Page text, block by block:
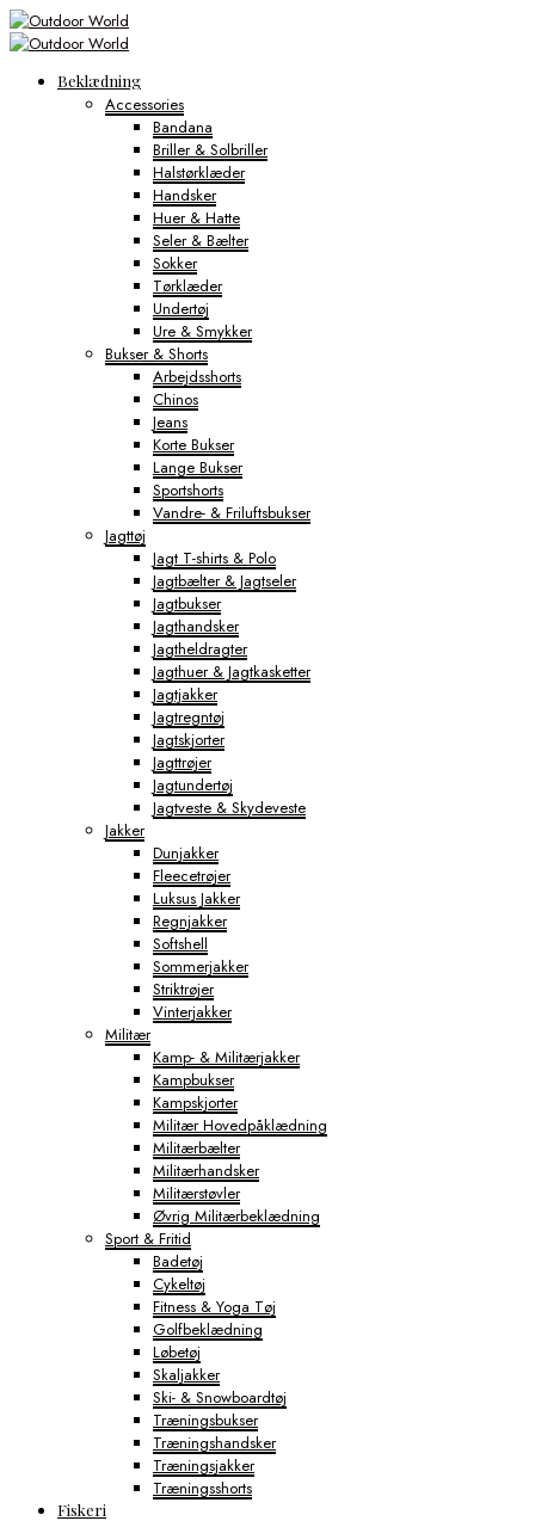
Beklædning
Accessories
Bandana
Briller & Solbriller
Halstørklæder
Handsker
Huer & Hatte
Seler & Bælter
Sokker
Tørklæder
Undertøj
Ure & Smykker
Bukser & Shorts
Arbejdsshorts
Chinos
Jeans
Korte Bukser
Lange Bukser
Sportshorts
Vandre- & Friluftsbukser
Jagttøj
Jagt T-shirts & Polo
Jagtbælter & Jagtseler
Jagtbukser
Jagthandsker
Jagtheldragter
Jagthuer & Jagtkasketter
Jagtjakker
Jagtregntøj
Jagtskjorter
Jagttrøjer
Jagtundertøj
Jagtveste & Skydeveste
Jakker
Dunjakker
Fleecetrøjer
Luksus Jakker
Regnjakker
Softshell
Sommerjakker
Striktrøjer
Vinterjakker
Militær
Kamp- & Militærjakker
Kampbukser
Kampskjorter
Militær Hovedpåklædning
Militærbælter
Militærhandsker
Militærstøvler
Øvrig Militærbeklædning
Sport & Fritid
Badetøj
Cykeltøj
Fitness & Yoga Tøj
Golfbeklædning
Løbetøj
Skaljakker
Ski- & Snowboardtøj
Træningsbukser
Træningshandsker
Træningsjakker
Træningsshorts
Fiskeri